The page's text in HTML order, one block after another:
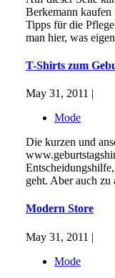
Berkemann
Tipps für die
man hier, was
T-Shirts zum
May 31, 2011 |
Mode
Die kurzen und
geht. Aber auch zu
Modern Store
May 31, 2011 |
Mode